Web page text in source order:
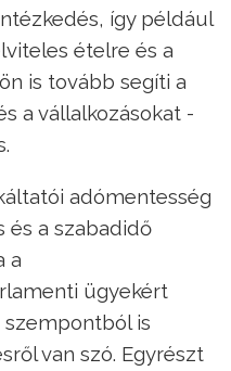
így például
ételre és a
is tovább segíti a
a vállalkozásokat -
adómentesség
és a szabadidő
a
ügyekért
is
van szó. Egyrészt